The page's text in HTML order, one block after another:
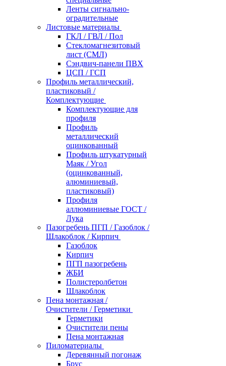
Ленты сигнально-
оградительные
Листовые материалы
ГКЛ / ГВЛ / Пол
Стекломагнезитовый
лист (СМЛ)
Сэндвич-панели ПВХ
ЦСП / ГСП
Профиль металлический,
пластиковый /
Комплектующие
Комплектующие для
профиля
Профиль
металлический
оцинкованный
Профиль штукатурный
Маяк / Угол
(оцинкованный,
алюминиевый,
пластиковый)
Профиля
аллюминиевые ГОСТ /
Лука
Пазогребень ПГП / Газоблок /
Шлакоблок / Кирпич
Газоблок
Кирпич
ПГП пазогребень
ЖБИ
Полистеролбетон
Шлакоблок
Пена монтажная /
Очистители / Герметики
Герметики
Очистители пены
Пена монтажная
Пиломатериалы
Деревянный погонаж
Брус